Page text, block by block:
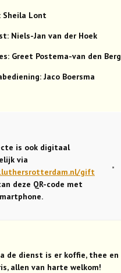
Sheila Lont
Niels-Jan van der Hoek
Greet Postema-van den Berg
Jaco Boersma
is ook digitaal
via
gift
deze QR-code met
de dienst is er koffie, thee en
allen van harte welkom!